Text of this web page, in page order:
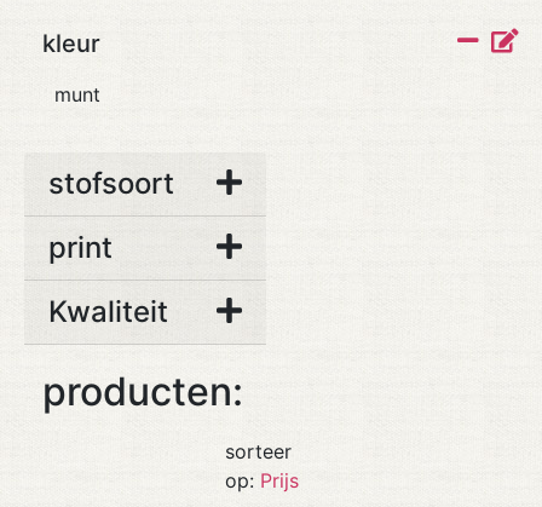
kleur
munt
stofsoort
print
Kwaliteit
producten:
sorteer
op: Prijs